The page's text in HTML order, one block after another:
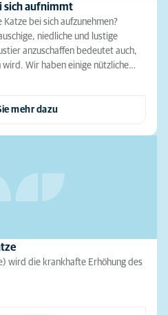
sich aufnimmt
Katze bei sich aufzunehmen?
niedliche und lustige
anzuschaffen bedeutet auch,
Wir haben einige nützliche…
mehr dazu
wird die krankhafte Erhöhung des